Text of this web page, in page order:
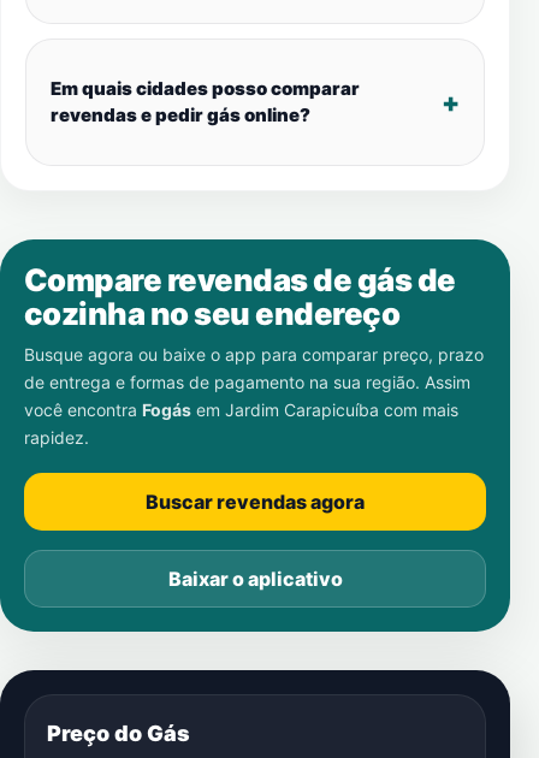
Em quais cidades posso comparar
revendas e pedir gás online?
Compare revendas de gás de
cozinha no seu endereço
Busque agora ou baixe o app para comparar preço, prazo
de entrega e formas de pagamento na sua região. Assim
você encontra Fogás em Jardim Carapicuíba com mais
rapidez.
Buscar revendas agora
Baixar o aplicativo
Preço do Gás